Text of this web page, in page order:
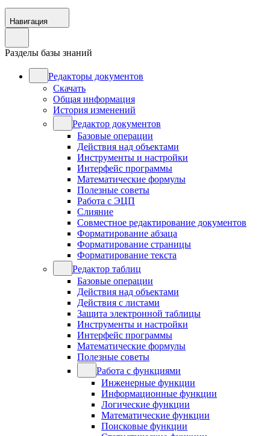
Навигация
Разделы базы знаний
Редакторы документов
Скачать
Общая информация
История изменений
Редактор документов
Базовые операции
Действия над объектами
Инструменты и настройки
Интерфейс программы
Математические формулы
Полезные советы
Работа с ЭЦП
Слияние
Совместное редактирование документов
Форматирование абзаца
Форматирование страницы
Форматирование текста
Редактор таблиц
Базовые операции
Действия над объектами
Действия с листами
Защита электронной таблицы
Инструменты и настройки
Интерфейс программы
Математические формулы
Полезные советы
Работа с функциями
Инженерные функции
Информационные функции
Логические функции
Математические функции
Поисковые функции